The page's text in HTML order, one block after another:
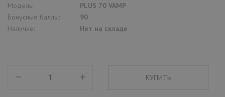
Модель:
PLUS 70 VAMP
Бонусные баллы:
90
Наличие:
Нет на складе